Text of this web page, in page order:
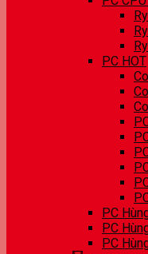
PC HOT
PC
PC
PC